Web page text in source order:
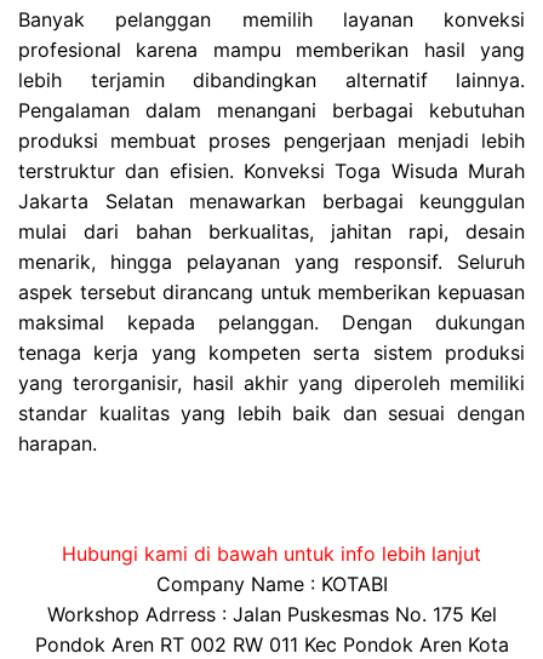
Banyak pelanggan memilih layanan konveksi
profesional karena mampu memberikan hasil yang
lebih terjamin dibandingkan alternatif lainnya.
Pengalaman dalam menangani berbagai kebutuhan
produksi membuat proses pengerjaan menjadi lebih
terstruktur dan efisien. Konveksi Toga Wisuda Murah
Jakarta Selatan menawarkan berbagai keunggulan
mulai dari bahan berkualitas, jahitan rapi, desain
menarik, hingga pelayanan yang responsif. Seluruh
aspek tersebut dirancang untuk memberikan kepuasan
maksimal kepada pelanggan. Dengan dukungan
tenaga kerja yang kompeten serta sistem produksi
yang terorganisir, hasil akhir yang diperoleh memiliki
standar kualitas yang lebih baik dan sesuai dengan
harapan.
Hubungi kami di bawah untuk info lebih lanjut
Company Name : KOTABI
Workshop Adrress : Jalan Puskesmas No. 175 Kel
Pondok Aren RT 002 RW 011 Kec Pondok Aren Kota